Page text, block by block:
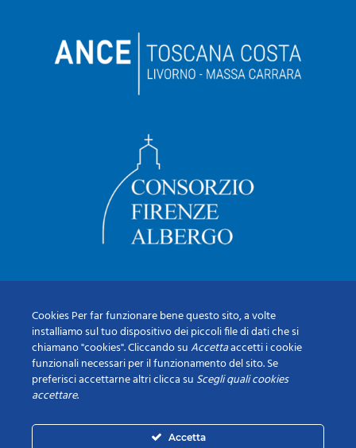
Cookies Per far funzionare bene questo sito, a volte
installiamo sul tuo dispositivo dei piccoli file di dati che si
chiamano "cookies". Cliccando suAccettaaccetti i cookie
funzionali necessari per il funzionamento del sito. Se
preferisci accettarne altri clicca su Scegli quali cookies
accettare.
Accetta